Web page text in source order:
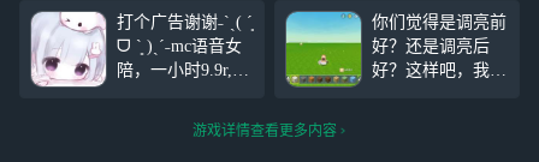
老的钓鱼，复杂奥
秘的红石，服务器
里欢迎你的建设
打个广告谢谢˗ˋˏ( ´͈
ᗜ `͈ )ˎˊ˗mc语音女
陪，一小时9.9r,感
搜年年年年糕(៸
៸᳐⦁⩊⦁៸៸᳐ )੭
你们觉得是调亮前
好？还是调亮后
好？这样吧，我给
游戏详情查看更多内容